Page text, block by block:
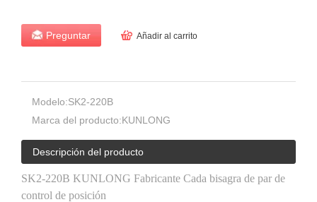
Preguntar Añadir al carrito
Modelo:SK2-220B
Marca del producto:KUNLONG
Descripción del producto
SK2-220B KUNLONG Fabricante Cada bisagra de par de
control de posición